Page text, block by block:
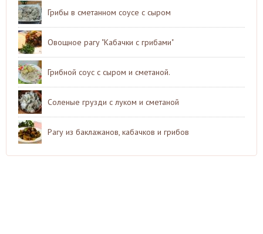
Грибы в сметанном соусе с сыром
Овощное рагу "Кабачки с грибами"
Грибной соус с сыром и сметаной.
Соленые грузди с луком и сметаной
Рагу из баклажанов, кабачков и грибов